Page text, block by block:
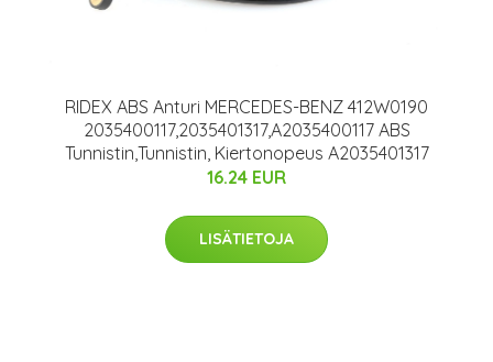
RIDEX ABS Anturi MERCEDES-BENZ 412W0190
2035400117,2035401317,A2035400117 ABS
Tunnistin,Tunnistin, Kiertonopeus A2035401317
16.24 EUR
LISÄTIETOJA